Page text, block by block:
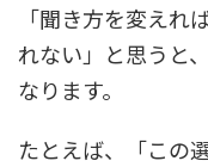
「聞き方を変えれ
れない」と思うと
なります。
たとえば、「この